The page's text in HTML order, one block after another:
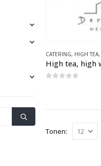
CATERING, HIGH
High tea, high
Tonen: